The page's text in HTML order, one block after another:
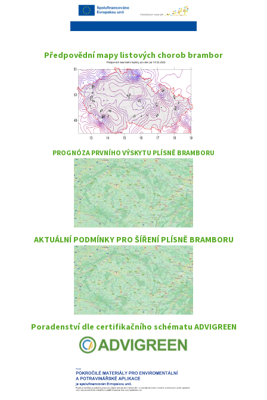
Předpovědní mapy listových chorob brambor
PROGNÓZA PRVNÍHO VÝSKYTU PLÍSNĚ BRAMBORU
AKTUÁLNÍ PODMÍNKY PRO ŠÍŘENÍ PLÍSNĚ BRAMBORU
Poradenství dle certifikačního schématu ADVIGREEN